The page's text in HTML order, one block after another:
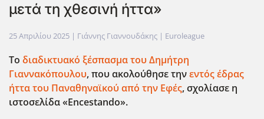
μετά τη χθεσινή ήττα»
25 Απριλίου 2025 | Γιάννης Γιαννουδάκης | Euroleague
Το διαδικτυακό ξέσπασμα του Δημήτρη
Γιαννακόπουλου, που ακολούθησε τηνεντός έδρας
ήττα του Παναθηναϊκού από την Εφές, σχολίασε η
ιστοσελίδα «Encestando».